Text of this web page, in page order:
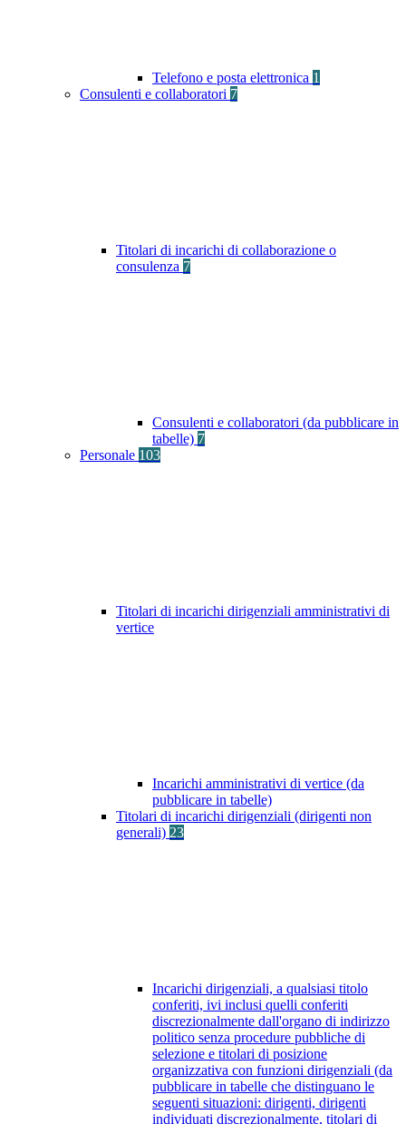
Telefono e posta elettronica 1
Consulenti e collaboratori 7
Titolari di incarichi di collaborazione o
consulenza 7
Consulenti e collaboratori (da pubblicare in
tabelle) 7
Personale 103
Titolari di incarichi dirigenziali amministrativi di
vertice
Incarichi amministrativi di vertice (da
pubblicare in tabelle)
Titolari di incarichi dirigenziali (dirigenti non
generali) 23
Incarichi dirigenziali, a qualsiasi titolo
conferiti, ivi inclusi quelli conferiti
discrezionalmente dall'organo di indirizzo
politico senza procedure pubbliche di
selezione e titolari di posizione
organizzativa con funzioni dirigenziali (da
pubblicare in tabelle che distinguano le
seguenti situazioni: dirigenti, dirigenti
individuati discrezionalmente, titolari di